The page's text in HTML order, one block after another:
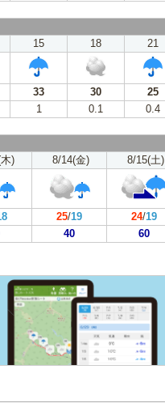
15 18
21
33 30
25
1 0.1 0.4
) 8/14(金) 8/15(土)
25/19 24/19
40 60